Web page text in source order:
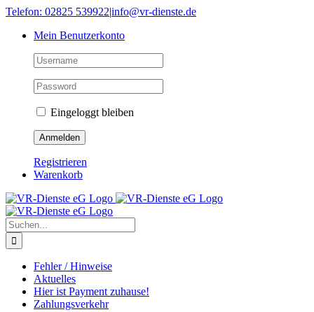
Skip
content
Telefon: 02825 539922|info@vr-dienste.de
Mein Benutzerkonto
Eingeloggt bleiben
Registrieren
Warenkorb
Suche
nach:
Fehler / Hinweise
Aktuelles
Hier ist Payment zuhause!
Zahlungsverkehr